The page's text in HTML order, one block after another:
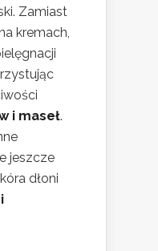
Zamiast
kremach,
i maseł.
jeszcze
dłoni